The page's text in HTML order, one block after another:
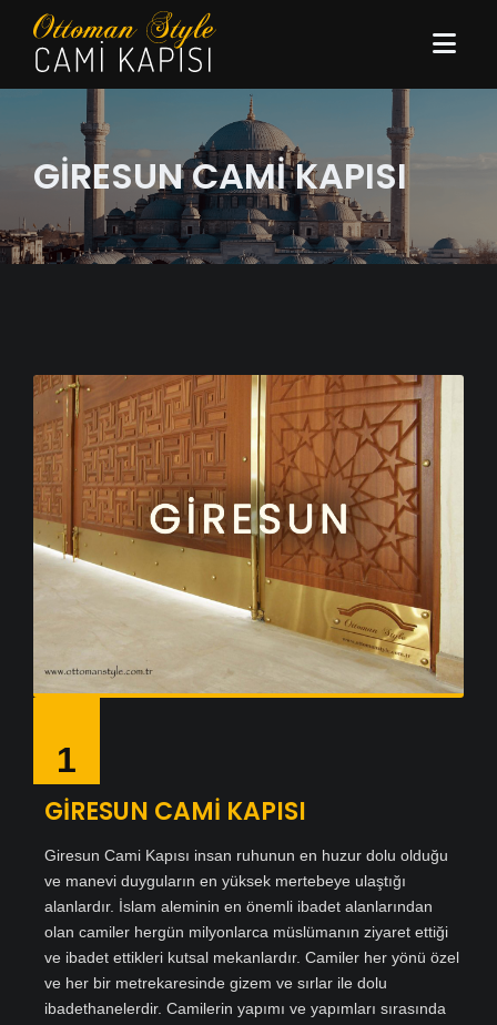
GİRESUN CAMİ KAPISI
1
GİRESUN CAMİ KAPISI
Giresun Cami Kapısı insan ruhunun en huzur dolu olduğu
ve manevi duyguların en yüksek mertebeye ulaştığı
alanlardır. İslam aleminin en önemli ibadet alanlarından
olan camiler hergün milyonlarca müslümanın ziyaret ettiği
ve ibadet ettikleri kutsal mekanlardır. Camiler her yönü özel
ve her bir metrekaresinde gizem ve sırlar ile dolu
ibadethanelerdir. Camilerin yapımı ve yapımları sırasında